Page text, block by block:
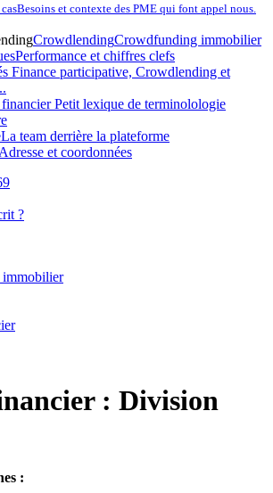
Besoins et contexte des PME qui font appel nous.
CrowdlendingCrowdfunding immobilier
Performance et chiffres clefs
Finance participative, Crowdlending et
Petit lexique de terminolologie
La team derrière la plateforme
Adresse et coordonnées
?
: Division
: